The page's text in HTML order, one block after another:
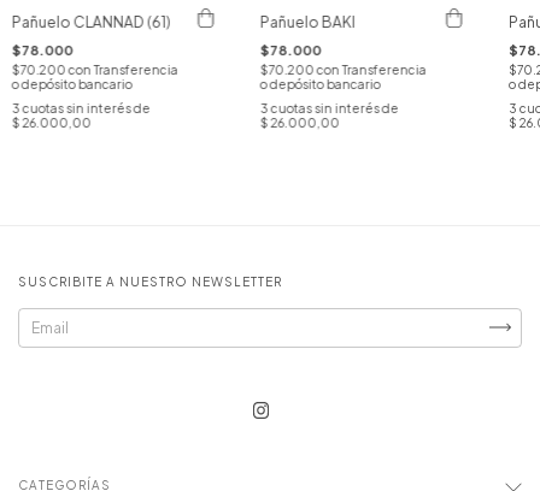
Pañuelo CLANNAD (61)
$78.000
$70.200con Transferencia
o depósito bancario
3cuotas sin interés de
$ 26.000,00
Pañuelo BAKI
$78.000
$70.200con Transferencia
o depósito bancario
3cuotas sin interés de
$ 26.000,00
o
3
$
SUSCRIBITE A NUESTRO NEWSLETTER
CATEGORÍAS